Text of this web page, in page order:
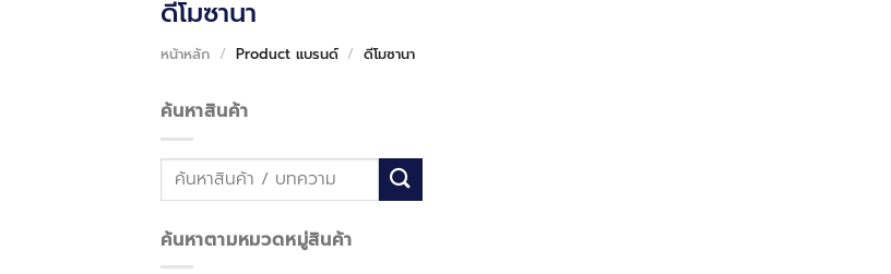
ดีโมซานา
หน้าหลัก / Product แบรนด์ / ดีโมซานา
ค้นหาสินค้า
ค้นหา:
ค้นหาตามหมวดหมู่สินค้า